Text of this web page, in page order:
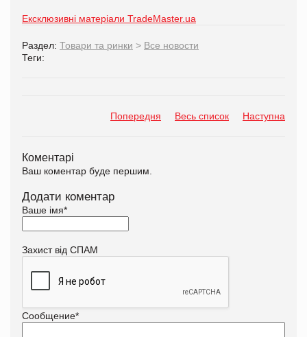
Ексклюзивні матеріали TradeMaster.ua
Раздел: Товари та ринки > Все новости
Теги:
Попередня Весь список Наступна
Коментарі
Ваш коментар буде першим.
Додати коментар
Ваше імя*
Захист від СПАМ
Сообщение*